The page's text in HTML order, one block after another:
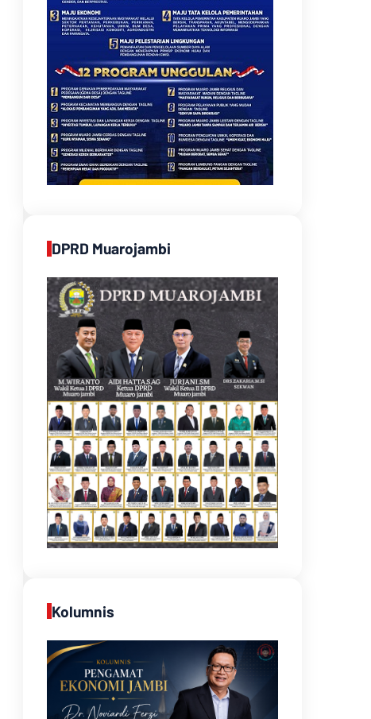
DPRD Muarojambi
Kolumnis